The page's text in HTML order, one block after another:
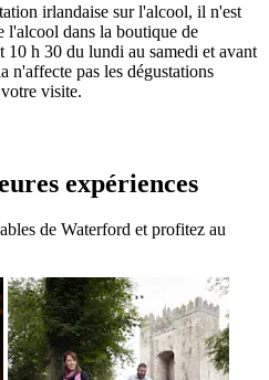
irlandaise sur l'alcool, il n'est
l'alcool dans la boutique de
10 h 30 du lundi au samedi et avant
n'affecte pas les dégustations
visite.
expériences
de Waterford et profitez au